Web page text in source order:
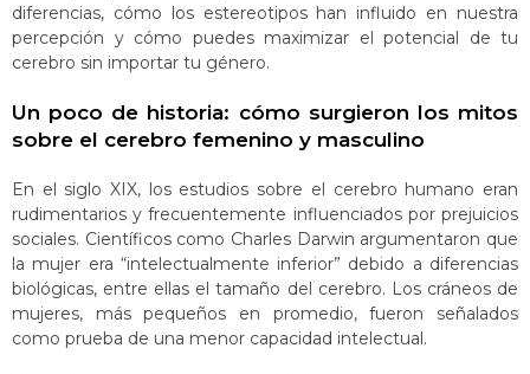
diferencias, cómo los estereotipos han influido en nuestra
percepción y cómo puedes maximizar el potencial de tu
cerebro sin importar tu género.
Un poco de historia: cómo surgieron los mitos
sobre el cerebro femenino y masculino
En el siglo XIX, los estudios sobre el cerebro humano eran
rudimentarios y frecuentemente influenciados por prejuicios
sociales. Científicos como Charles Darwin argumentaron que
la mujer era “intelectualmente inferior” debido a diferencias
biológicas, entre ellas el tamaño del cerebro. Los cráneos de
mujeres, más pequeños en promedio, fueron señalados
como prueba de una menor capacidad intelectual​.